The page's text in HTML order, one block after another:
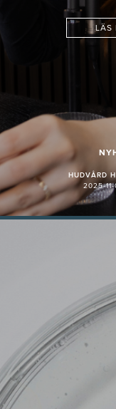
LÄS
HUDVÅRD
2025-